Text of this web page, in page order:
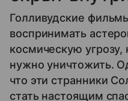
Голливудские
воспринимать
космическую
нужно уничтожить.
что эти странники
стать настоящим